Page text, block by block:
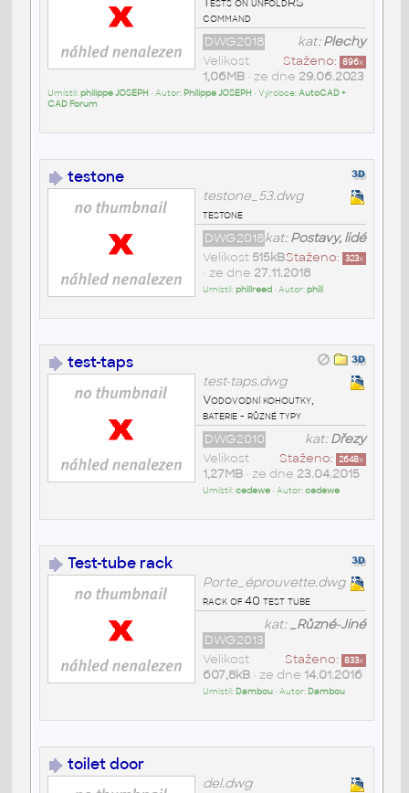
command
kat:Plechy
DWG2018
Staženo: 896x
Velikost
1,06MB• ze dne 29.06.2023
Umístil:philippe JOSEPH • Autor: Philippe JOSEPH • Výrobce:AutoCAD +
CAD Forum
testone
testone_53.dwg
testone
kat:Postavy, lidé
DWG2018
Staženo: 323x
Velikost 515kB
• ze dne 27.11.2018
Umístil:phillreed • Autor:phill
test-taps
test-taps.dwg
Vodovodní kohoutky,
baterie - různé typy
kat:Dřezy
DWG2010
Staženo: 2648x
Velikost
1,27MB• ze dne 23.04.2015
Umístil:cedewe• Autor:cedewe
Test-tube rack
Porte_éprouvette.dwg
rack of 40 test tube
kat:_Různé-Jiné
DWG2013
Staženo: 833x
Velikost
607,8kB• ze dne 14.01.2016
Umístil: Dambou• Autor: Dambou
toilet door
del.dwg